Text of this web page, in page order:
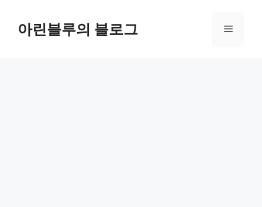
아린블루의 블로그 메